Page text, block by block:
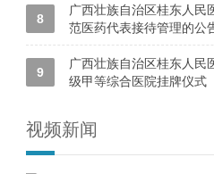
8
广西壮族自治区桂东人民
范医药代表接待管理的公
9
广西壮族自治区桂东人民
级甲等综合医院挂牌仪式
视频新闻